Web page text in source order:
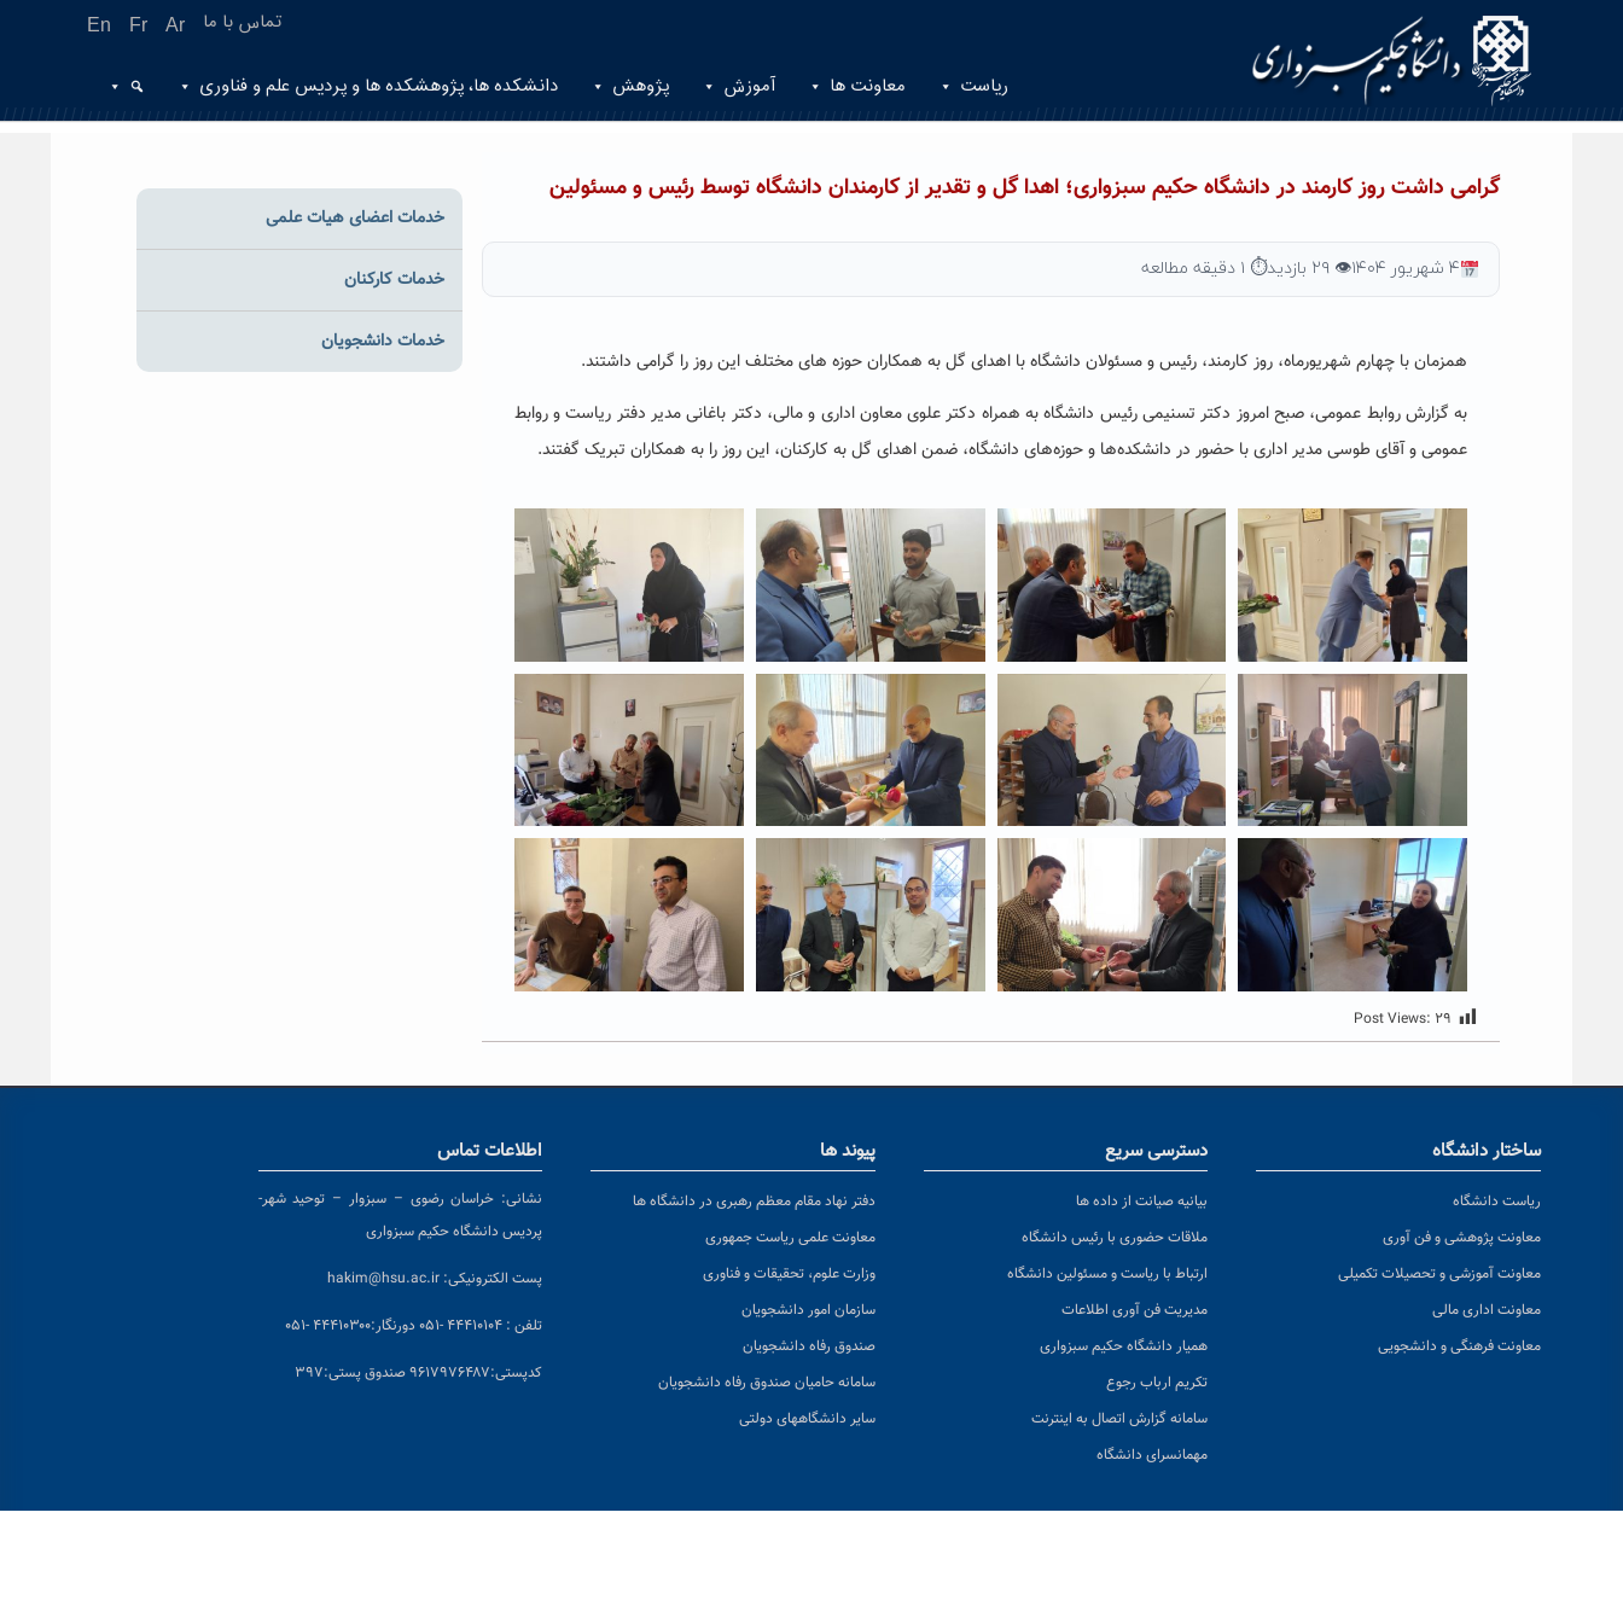
En Fr Ar تماس با ما
ریاست معاونت ها آموزش پژوهش دانشکده ها، پژوهشکده ها و پردیس علم و فناوری
گرامی داشت روز کارمند در دانشگاه حکیم سبزواری؛ اهدا گل و تقدیر از کارمندان دانشگاه توسط رئیس و مسئولین
۴ شهریور ۱۴۰۴ 👁 ۲۹ بازدید ⏱ ۱ دقیقه مطالعه
همزمان با چهارم شهریورماه، روز کارمند، رئیس و مسئولان دانشگاه با اهدای گل به همکاران حوزه های مختلف این روز را گرامی داشتند.
به گزارش روابط عمومی، صبح امروز دکتر تسنیمی رئیس دانشگاه به همراه دکتر علوی معاون اداری و مالی، دکتر باغانی مدیر دفتر ریاست و روابط
عمومی و آقای طوسی مدیر اداری با حضور در دانشکده‌ها و حوزه‌های دانشگاه، ضمن اهدای گل به کارکنان، این روز را به همکاران تبریک گفتند.
Post Views: ۲۹
خدمات اعضای هیات علمی
خدمات کارکنان
خدمات دانشجویان
ساختار دانشگاه
ریاست دانشگاه
معاونت پژوهشی و فن آوری
معاونت آموزشی و تحصیلات تکمیلی
معاونت اداری مالی
معاونت فرهنگی و دانشجویی
دسترسی سریع
بیانیه صیانت از داده ها
ملاقات حضوری با رئیس دانشگاه
ارتباط با ریاست و مسئولین دانشگاه
مدیریت فن آوری اطلاعات
همیار دانشگاه حکیم سبزواری
تکریم ارباب رجوع
سامانه گزارش اتصال به اینترنت
مهمانسرای دانشگاه
پیوند ها
دفتر نهاد مقام معظم رهبری در دانشگاه ها
معاونت علمی ریاست جمهوری
وزارت علوم، تحقیقات و فناوری
سازمان امور دانشجویان
صندوق رفاه دانشجویان
سامانه حامیان صندوق رفاه دانشجویان
سایر دانشگاههای دولتی
اطلاعات تماس
نشانی: خراسان رضوی – سبزوار – توحید شهر-
پردیس دانشگاه حکیم سبزواری
پست الکترونیکی: hakim@hsu.ac.ir
تلفن : ۴۴۴۱۰۱۰۴ -۰۵۱ دورنگار:۴۴۴۱۰۳۰۰ -۰۵۱
کدپستی:۹۶۱۷۹۷۶۴۸۷ صندوق پستی:۳۹۷